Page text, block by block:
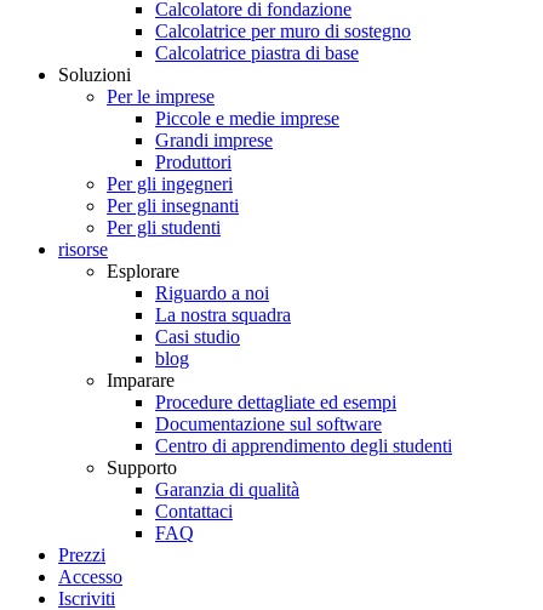
Calcolatore di fondazione
Calcolatrice per muro di sostegno
Calcolatrice piastra di base
Soluzioni
Per le imprese
Piccole e medie imprese
Grandi imprese
Produttori
Per gli ingegneri
Per gli insegnanti
Per gli studenti
risorse
Esplorare
Riguardo a noi
La nostra squadra
Casi studio
blog
Imparare
Procedure dettagliate ed esempi
Documentazione sul software
Centro di apprendimento degli studenti
Supporto
Garanzia di qualità
Contattaci
FAQ
Prezzi
Accesso
Iscriviti